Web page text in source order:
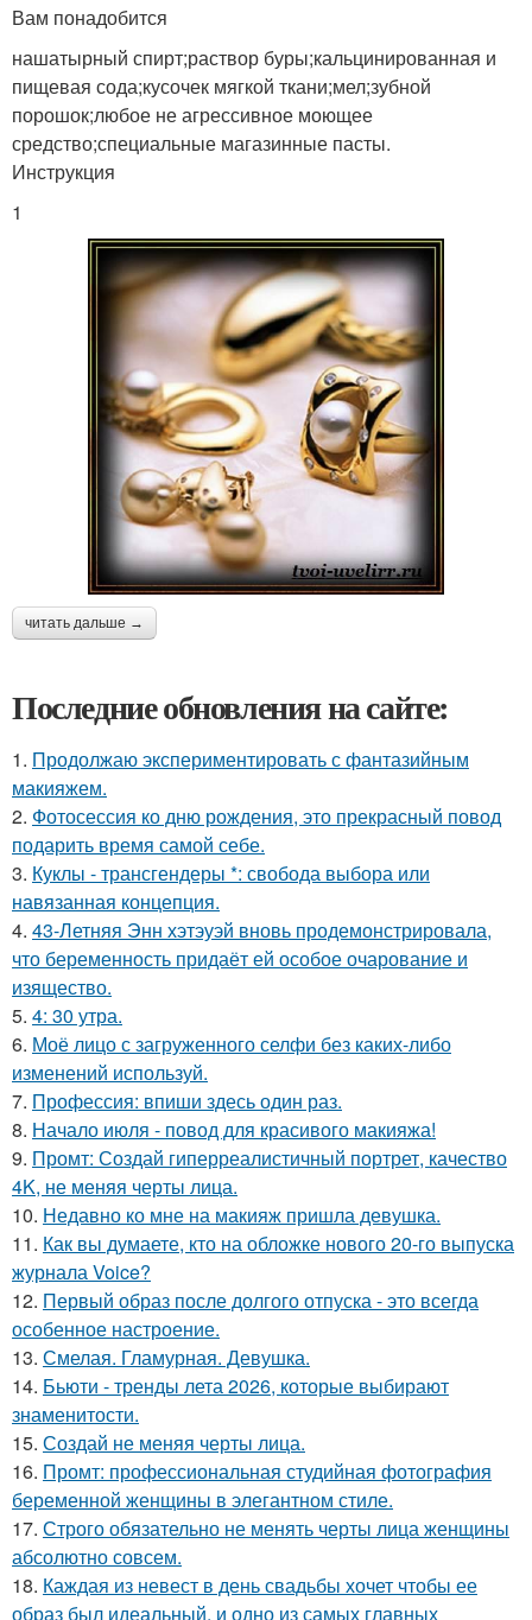
Вам понадобится
нашатырный спирт;раствор буры;кальцинированная и
пищевая сода;кусочек мягкой ткани;мел;зубной
порошок;любое не агрессивное моющее
средство;специальные магазинные пасты.
Инструкция
1
читать дальше →
Последние обновления на сайте:
1. Продолжаю экспериментировать с фантазийным
макияжем.
2. Фотосессия ко дню рождения, это прекрасный повод
подарить время самой себе.
3. Куклы - трансгендеры *: свобода выбора или
навязанная концепция.
4. 43-Летняя Энн хэтэуэй вновь продемонстрировала,
что беременность придаёт ей особое очарование и
изящество.
5. 4: 30 утра.
6. Моё лицо с загруженного селфи без каких-либо
изменений используй.
7. Профессия: впиши здесь один раз.
8. Начало июля - повод для красивого макияжа!
9. Промт: Создай гиперреалистичный портрет, качество
4K, не меняя черты лица.
10. Недавно ко мне на макияж пришла девушка.
11. Как вы думаете, кто на обложке нового 20-го выпуска
журнала Voice?
12. Первый образ после долгого отпуска - это всегда
особенное настроение.
13. Смелая. Гламурная. Девушка.
14. Бьюти - тренды лета 2026, которые выбирают
знаменитости.
15. Создай не меняя черты лица.
16. Промт: профессиональная студийная фотография
беременной женщины в элегантном стиле.
17. Строго обязательно не менять черты лица женщины
абсолютно совсем.
18. Каждая из невест в день свадьбы хочет чтобы ее
образ был идеальный, и одно из самых главных